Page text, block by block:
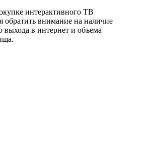
интерактивного ТВ
обратить внимание на наличие
выхода в интернет и объема